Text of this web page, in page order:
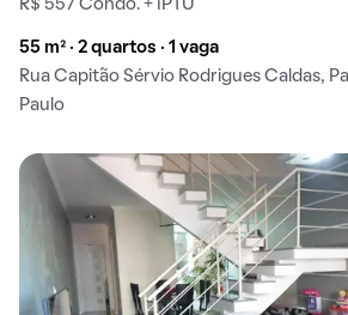
R$ 557 Condo. + IPTU
55 m² · 2 quartos · 1 vaga
Rua Capitão Sérvio Rodrigues Caldas,
Paulo